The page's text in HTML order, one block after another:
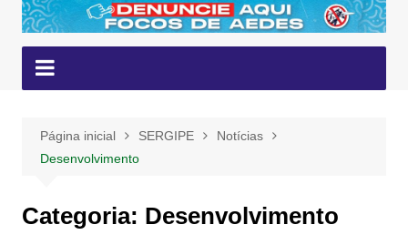
Página inicial SERGIPE
Notícias
Desenvolvimento
Categoria: Desenvolvimento